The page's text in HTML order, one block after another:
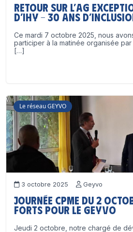
Retour sur l’AG
d’IHY – 30 ans
Ce mardi 7 octobre 2025, nous
participer à la matinée organisée par
[…]
Le réseau GEYVO
3 octobre 2025 Geyvo
Journée CPME du 2
forts pour le GEYVO
Jeudi 2 octobre, notre chargé de